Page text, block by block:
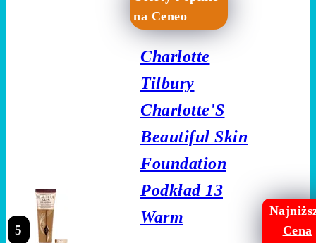
na Ceneo
5
Charlotte
Tilbury
Charlotte'S
Beautiful Skin
Foundation
Podkład 13
Warm
Cena